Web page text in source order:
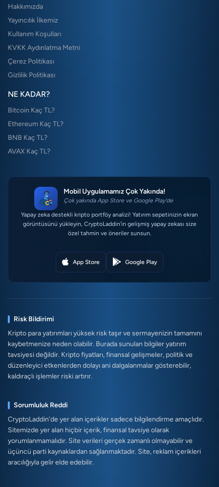
Hakkımızda
Yayıncılık İlkemiz
Kullanım Koşulları
KVKK Aydınlatma Metni
Çerez Politikası
Gizlilik Politikası
NE KADAR?
Bitcoin Kaç TL?
Ethereum Kaç TL?
BNB Kaç TL?
AVAX Kaç TL?
Mobil Uygulamamız Çok Yakında!
Çok yakında App Store ve Google Play'de
Yapay zeka destekli kripto portföy analizi! Yatırım sepetinizin ekran
görüntüsünü yükleyin, CryptoLaddin'in gelişmiş yapay zekası size
özel tahmin ve öneriler sunsun.
App Store Google Play
Risk Bildirimi
Kripto para yatırımları yüksek risk taşır ve sermayenizin tamamını
kaybetmenize neden olabilir. Burada sunulan bilgiler yatırım
tavsiyesi değildir. Kripto fiyatları, finansal gelişmeler, politik ve
düzenleyici etkenlerden dolayı ani dalgalanmalar gösterebilir,
kaldıraçlı işlemler riski artırır.
Sorumluluk Reddi
CryptoLaddin'de yer alan içerikler sadece bilgilendirme amaçlıdır.
Sitemizde yer alan hiçbir içerik, finansal tavsiye olarak
yorumlanmamalıdır. Site verileri gerçek zamanlı olmayabilir ve
üçüncü parti kaynaklardan sağlanmaktadır. Site, reklam içerikleri
aracılığıyla gelir elde edebilir.